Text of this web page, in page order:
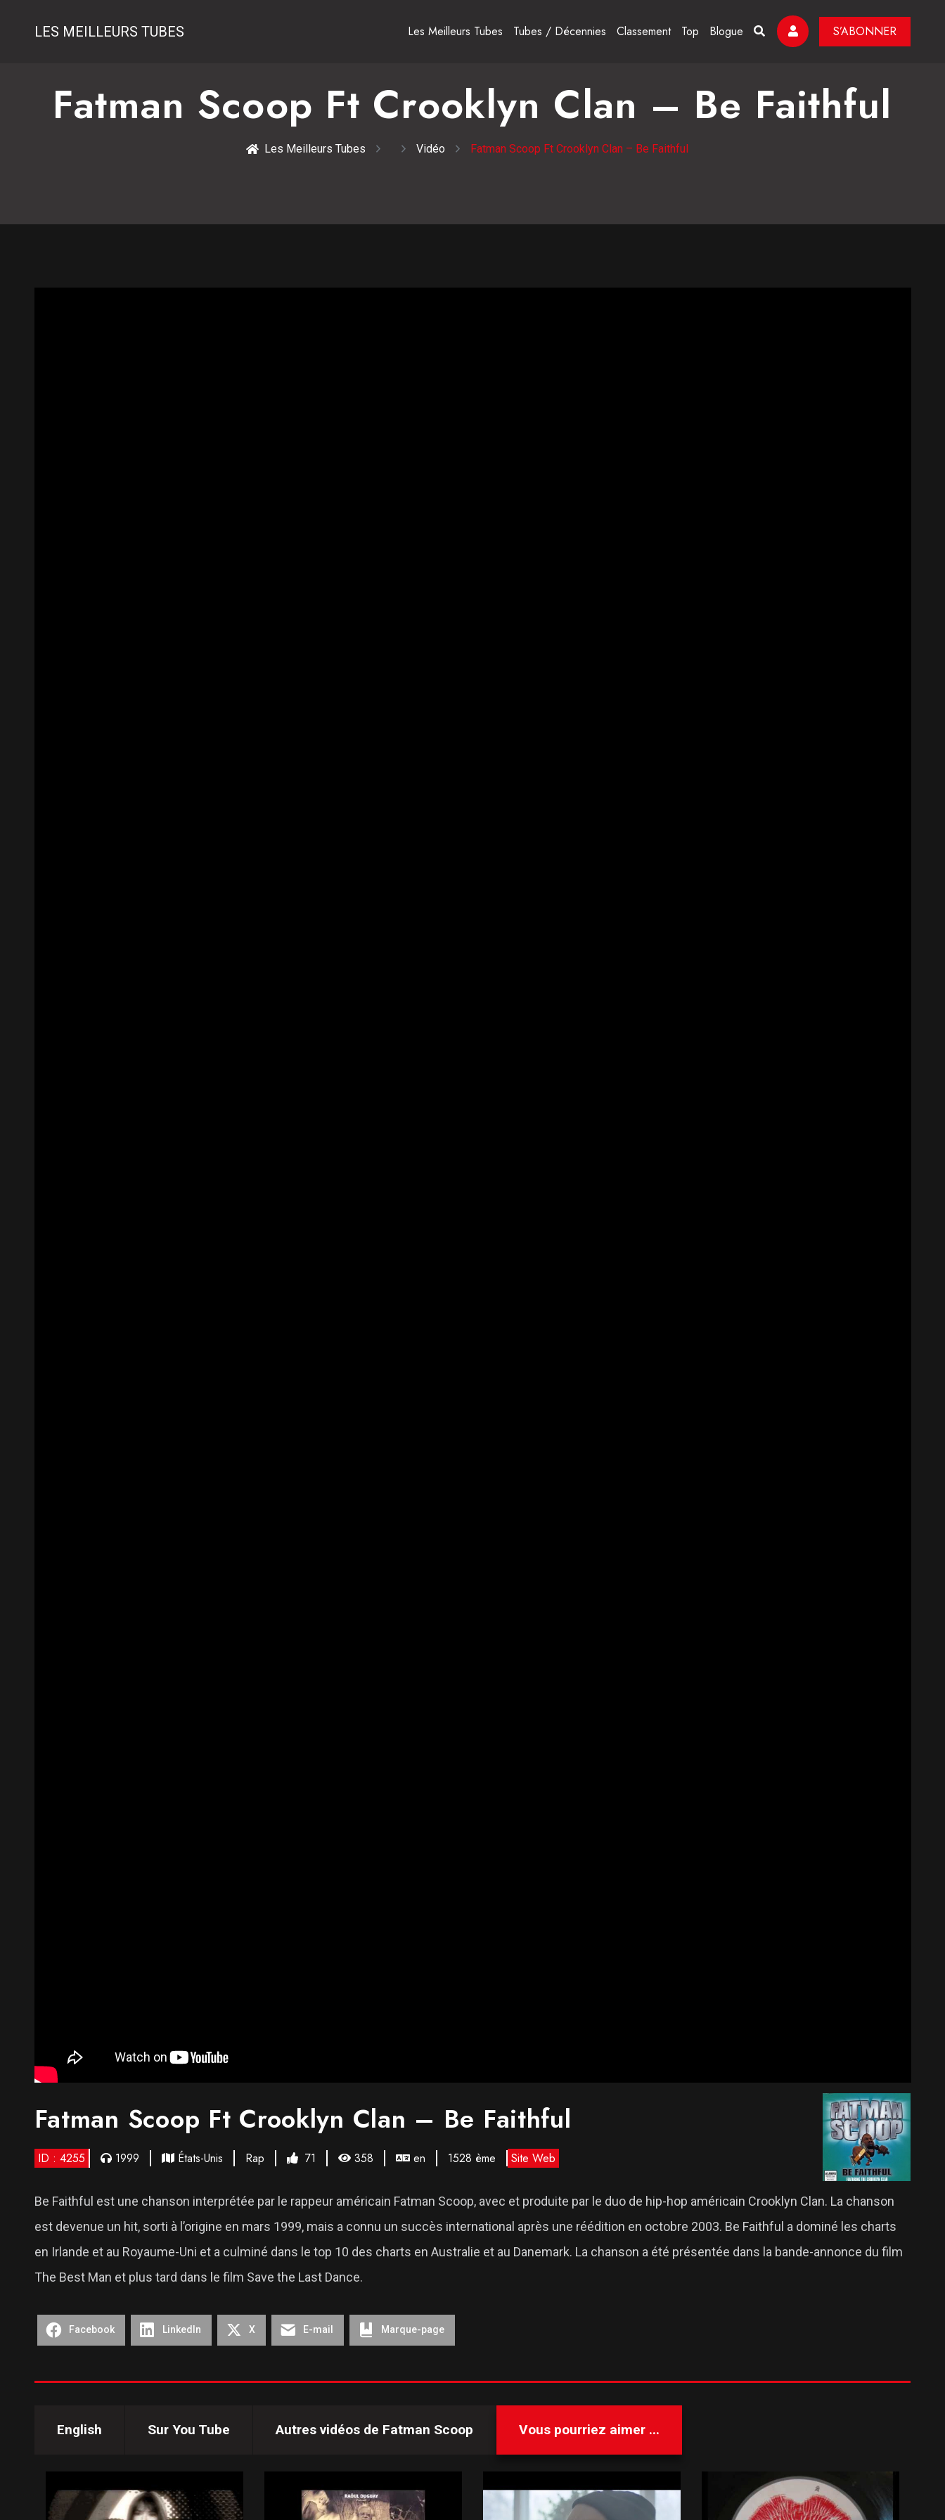
LES MEILLEURS TUBES Les Meilleurs Tubes Tubes / Décennies Classement Top Blogue S’ABONNER
Fatman Scoop Ft Crooklyn Clan – Be Faithful
Les Meilleurs Tubes Vidéo Fatman Scoop Ft Crooklyn Clan – Be Faithful
Fatman Scoop Ft Crooklyn Clan – Be Faithful
ID : 4255 1999 États-Unis Rap 71 358 en 1528 ème Site Web
Be Faithful est une chanson interprétée par le rappeur américain Fatman Scoop, avec et produite par le duo de hip-hop américain Crooklyn Clan. La chanson
est devenue un hit, sorti à l’origine en mars 1999, mais a connu un succès international après une réédition en octobre 2003. Be Faithful a dominé les charts
en Irlande et au Royaume-Uni et a culminé dans le top 10 des charts en Australie et au Danemark. La chanson a été présentée dans la bande-annonce du film
The Best Man et plus tard dans le film Save the Last Dance.
Facebook LinkedIn X E-mail Marque-page
English Sur You Tube Autres vidéos de Fatman Scoop Vous pourriez aimer ...